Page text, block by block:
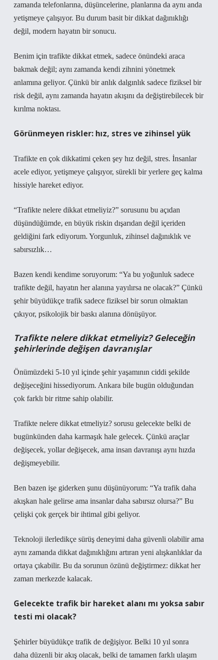
zamanda telefonlarına, düşüncelerine, planlarına da aynı anda
yetişmeye çalışıyor. Bu durum basit bir dikkat dağınıklığı
değil, modern hayatın bir sonucu.
Benim için trafikte dikkat etmek, sadece önündeki araca
bakmak değil; aynı zamanda kendi zihnini yönetmek
anlamına geliyor. Çünkü bir anlık dalgınlık sadece fiziksel bir
risk değil, aynı zamanda hayatın akışını da değiştirebilecek bir
kırılma noktası.
Görünmeyen riskler: hız, stres ve zihinsel yük
Trafikte en çok dikkatimi çeken şey hız değil, stres. İnsanlar
acele ediyor, yetişmeye çalışıyor, sürekli bir yerlere geç kalma
hissiyle hareket ediyor.
“Trafikte nelere dikkat etmeliyiz?” sorusunu bu açıdan
düşündüğümde, en büyük riskin dışarıdan değil içeriden
geldiğini fark ediyorum. Yorgunluk, zihinsel dağınıklık ve
sabırsızlık…
Bazen kendi kendime soruyorum: “Ya bu yoğunluk sadece
trafikte değil, hayatın her alanına yayılırsa ne olacak?” Çünkü
şehir büyüdükçe trafik sadece fiziksel bir sorun olmaktan
çıkıyor, psikolojik bir baskı alanına dönüşüyor.
Trafikte nelere dikkat etmeliyiz? Geleceğin
şehirlerinde değişen davranışlar
Önümüzdeki 5-10 yıl içinde şehir yaşamının ciddi şekilde
değişeceğini hissediyorum. Ankara bile bugün olduğundan
çok farklı bir ritme sahip olabilir.
Trafikte nelere dikkat etmeliyiz? sorusu gelecekte belki de
bugünkünden daha karmaşık hale gelecek. Çünkü araçlar
değişecek, yollar değişecek, ama insan davranışı aynı hızda
değişmeyebilir.
Ben bazen işe giderken şunu düşünüyorum: “Ya trafik daha
akışkan hale gelirse ama insanlar daha sabırsız olursa?” Bu
çelişki çok gerçek bir ihtimal gibi geliyor.
Teknoloji ilerledikçe sürüş deneyimi daha güvenli olabilir ama
aynı zamanda dikkat dağınıklığını artıran yeni alışkanlıklar da
ortaya çıkabilir. Bu da sorunun özünü değiştirmez: dikkat her
zaman merkezde kalacak.
Gelecekte trafik bir hareket alanı mı yoksa sabır
testi mi olacak?
Şehirler büyüdükçe trafik de değişiyor. Belki 10 yıl sonra
daha düzenli bir akış olacak, belki de tamamen farklı ulaşım